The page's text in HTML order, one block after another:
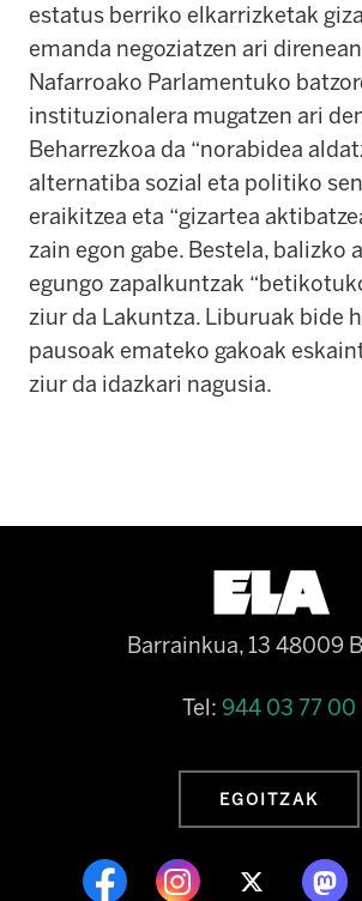
estatus berriko elkarrizketak
emanda negoziatzen ari
Nafarroako Parlamentuko
instituzionalera mugatzen ari
Beharrezkoa da “norabidea
alternatiba sozial eta politiko
eraikitzea eta “gizartea
zain egon gabe. Bestela, balizko
egungo zapalkuntzak “
ziur da Lakuntza. Liburuak bide
pausoak emateko gakoak
ziur da idazkari nagusia.
Barrainkua, 13 48009
Tel: 944 03 77 00
EGOITZAK